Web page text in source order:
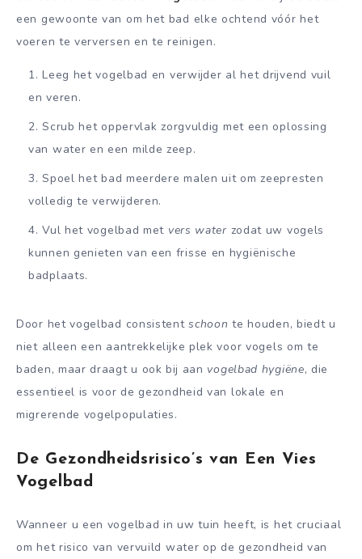
een gewoonte van om het bad elke ochtend vóór het
voeren te verversen en te reinigen.
Leeg het vogelbad en verwijder al het drijvend vuil
en veren.
Scrub het oppervlak zorgvuldig met een oplossing
van water en een milde zeep.
Spoel het bad meerdere malen uit om zeepresten
volledig te verwijderen.
Vul het vogelbad met vers waterzodat uw vogels
kunnen genieten van een frisse en hygiënische
badplaats.
Door het vogelbad consistentschoon te houden, biedt u
niet alleen een aantrekkelijke plek voor vogels om te
baden, maar draagt u ook bij aan vogelbad hygiëne, die
essentieel is voor de gezondheid van lokale en
migrerende vogelpopulaties.
De Gezondheidsrisico’s van Een Vies
Vogelbad
Wanneer u een vogelbad in uw tuin heeft, is het cruciaal
om het risico van vervuild water op de gezondheid van